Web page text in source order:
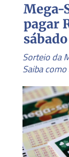
Mega-
pagar
sábado
Sorteio da
Saiba